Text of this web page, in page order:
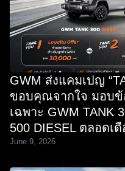
GWM ส่งแคมเปญ
ขอบคุณจากใจ มอบข้
เฉพาะ GWM TANK
500 DIESEL ตลอดเ
June 9, 2026